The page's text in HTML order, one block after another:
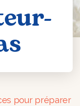
de-
pour préparer